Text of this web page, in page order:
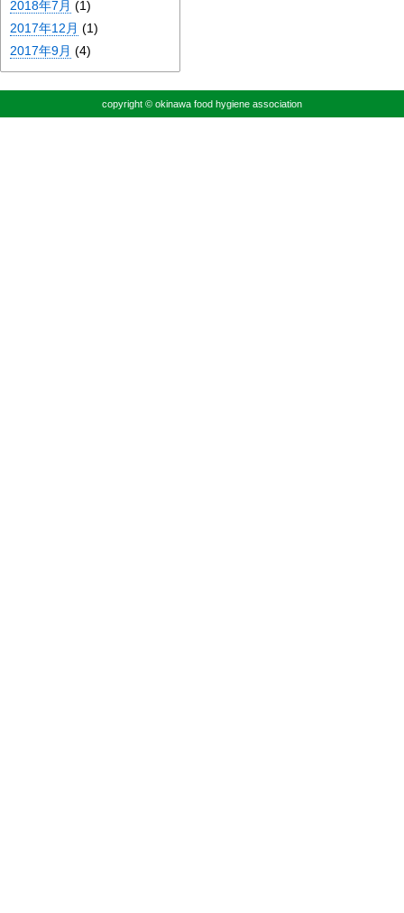
2018年7月 (1)
2017年12月 (1)
2017年9月 (4)
copyright © okinawa food hygiene association